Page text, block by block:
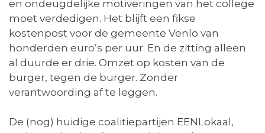
en ondeugdelijke motiveringen van het college
moet verdedigen. Het blijft een fikse
kostenpost voor de gemeente Venlo van
honderden euro’s per uur. En de zitting alleen
al duurde er drie. Omzet op kosten van de
burger, tegen de burger. Zonder
verantwoording af te leggen.
De (nog) huidige coalitiepartijen EENLokaal,